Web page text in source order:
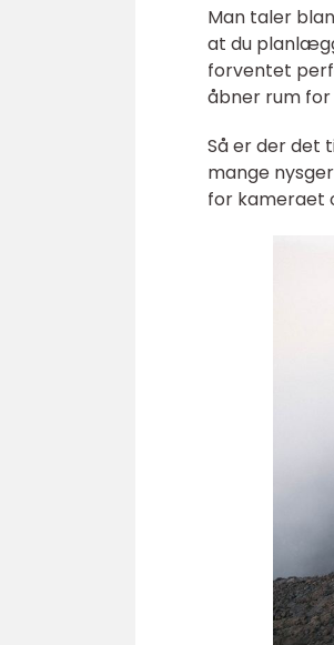
Man taler
at du
forventet
åbner rum
Så er der det
mange
for kameraet